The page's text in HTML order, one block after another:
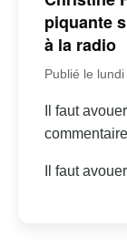
piquante
à la radio
Publié le
Il faut
Il faut